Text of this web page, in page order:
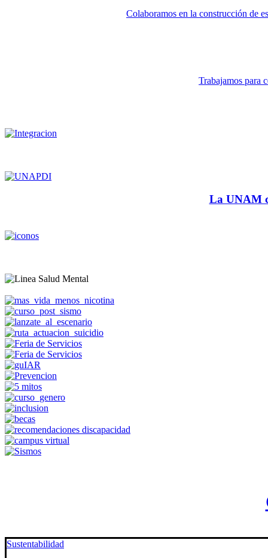
Colaboramos en la construcción de
Trabajamos para
La UNAM
Sustentabilidad